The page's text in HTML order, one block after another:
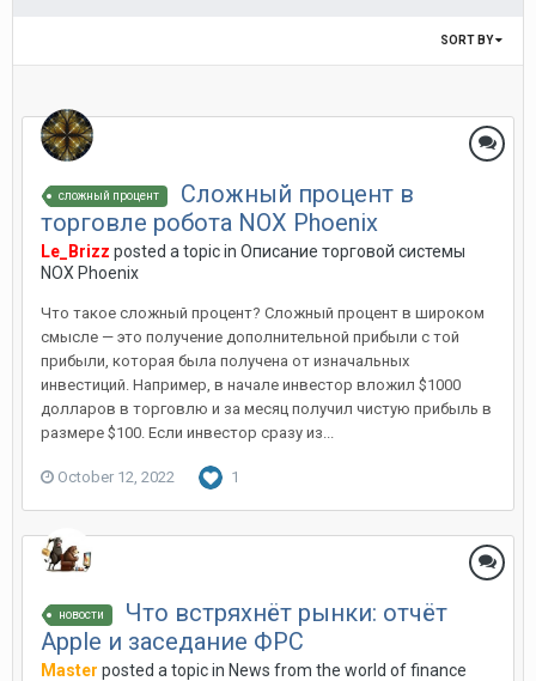
SORT BY
сложный процент
Сложный процент в
торговле робота NOX Phoenix
Le_Brizz posted a topic in Описание торговой системы
NOX Phoenix
Что такое сложный процент? Сложный процент в широком
смысле — это получение дополнительной прибыли с той
прибыли, которая была получена от изначальных
инвестиций. Например, в начале инвестор вложил $1000
долларов в торговлю и за месяц получил чистую прибыль в
размере $100. Если инвестор сразу из...
October 12, 2022 1
новости
Что встряхнёт рынки: отчёт
Apple и заседание ФРС
Master posted a topic in News from the world of finance